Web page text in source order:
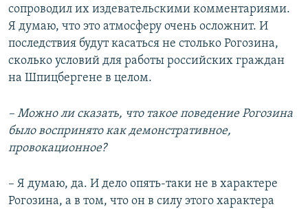
сопроводил их издевательскими комментариями.
Я думаю, что это атмосферу очень осложнит. И
последствия будут касаться не столько Рогозина,
сколько условий для работы российских граждан
на Шпицбергене в целом.
– Можно ли сказать, что такое поведение Рогозина
было воспринято как демонстративное,
провокационное?
– Я думаю, да. И дело опять-таки не в характере
Рогозина, а в том, что он в силу этого характера